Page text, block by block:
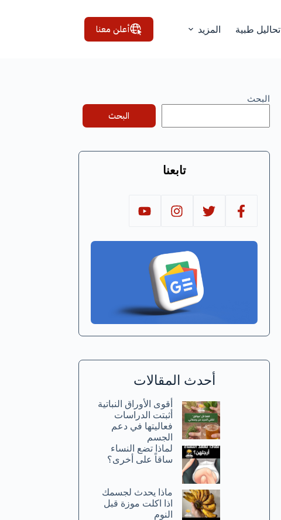
تحاليل طبية المزيد أعلن معنا
البحث
البحث
تابعنا
أحدث المقالات
أقوى الأوراق النباتية
أثبتت الدراسات
فعاليتها في دعم
الجسم
لماذا تضع النساء
ساقاً على أخرى؟
ماذا يحدث لجسمك
اذا اكلت موزة قبل
النوم